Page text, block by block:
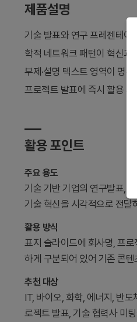
제품설명
기술 발표와 연구 프레젠테이
학적 네트워크 패턴이 혁신과
부제·설명 텍스트 영역이 명
프로젝트 발표에 즉시 활용
활용 포인트
주요 용도
기술 기반 기업의 연구발표,
기술 혁신을 시각적으로 전달
활용 방식
표지 슬라이드에 회사명, 프
하게 구분되어 있어 기존 콘
추천 대상
IT, 바이오, 화학, 에너지, 반
로젝트 발표, 기술 협력사 미